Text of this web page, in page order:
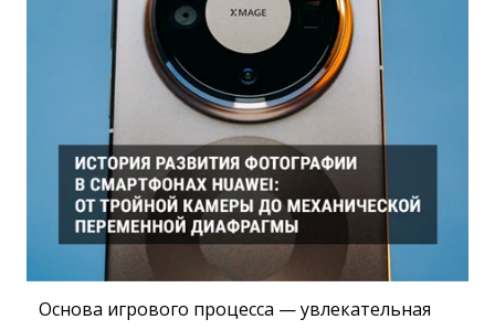
Основа игрового процесса — увлекательная